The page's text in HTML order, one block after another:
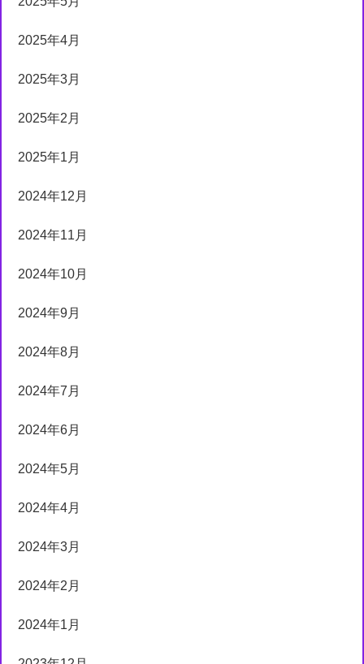
2025年4月
2025年3月
2025年2月
2025年1月
2024年12月
2024年11月
2024年10月
2024年9月
2024年8月
2024年7月
2024年6月
2024年5月
2024年4月
2024年3月
2024年2月
2024年1月